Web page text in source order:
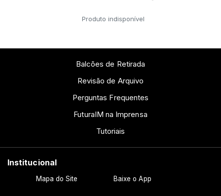
Produto indisponível
Balcões de Retirada
Revisão de Arquivo
Perguntas Frequentes
FuturaIM na Imprensa
Tutoriais
Institucional
Mapa do Site Baixe o App